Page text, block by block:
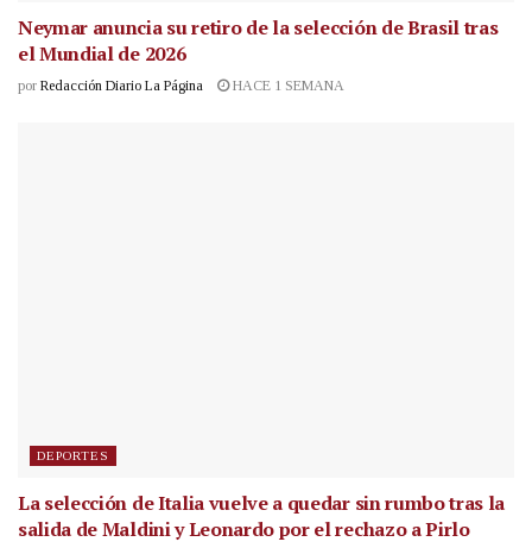
Neymar anuncia su retiro de la selección de Brasil tras
el Mundial de 2026
por Redacción Diario La Página HACE 1 SEMANA
DEPORTES
La selección de Italia vuelve a quedar sin rumbo tras la
salida de Maldini y Leonardo por el rechazo a Pirlo